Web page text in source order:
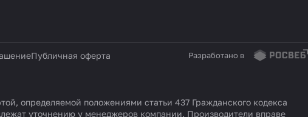
Публичная оферта Разработано в
определяемой положениями статьи 437 Гражданского кодекса
уточнению у менеджеров компании. Производители вправе